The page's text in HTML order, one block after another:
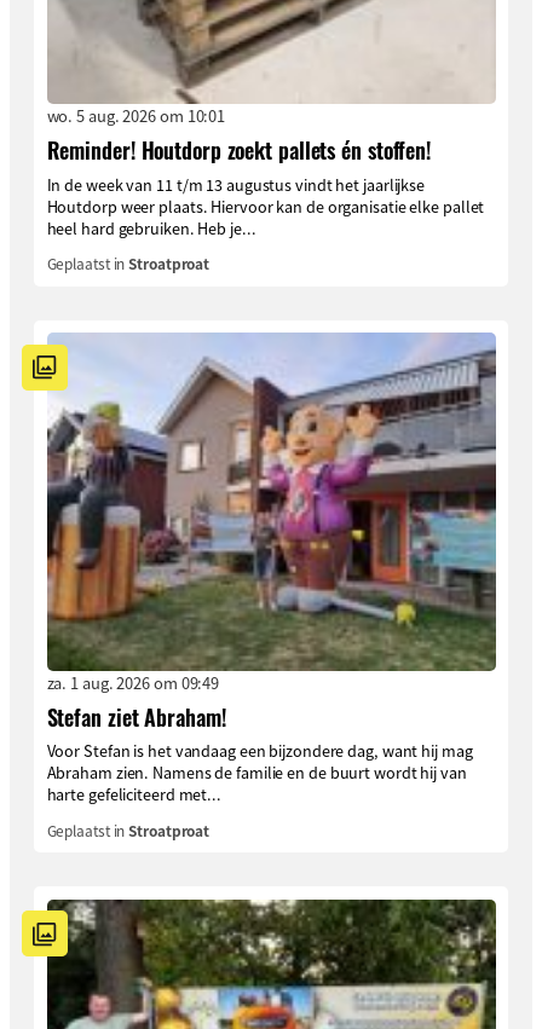
wo. 5 aug. 2026 om 10:01
Reminder! Houtdorp zoekt pallets én stoffen!
In de week van 11 t/m 13 augustus vindt het jaarlijkse
Houtdorp weer plaats. Hiervoor kan de organisatie elke pallet
heel hard gebruiken. Heb je...
Geplaatst inStroatproat
za. 1 aug. 2026 om 09:49
Stefan ziet Abraham!
Voor Stefan is het vandaag een bijzondere dag, want hij mag
Abraham zien. Namens de familie en de buurt wordt hij van
harte gefeliciteerd met...
Geplaatst inStroatproat